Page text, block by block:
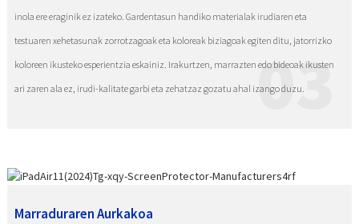
inola ere eraginik ez izateko. Gardentasun handiko materialak irudiaren eta
testuaren xehetasunak zorrotzagoak eta koloreak biziagoak egiten ditu, jatorrizko
koloreen ikusteko esperientzia eskainiz. Irakurtzen, marrazten edo bideoak ikusten
ari zaren ala ez, irudi-kalitate garbi eta zehatzaz gozatu ahal izango duzu.
03
Marraduraren Aurkakoa